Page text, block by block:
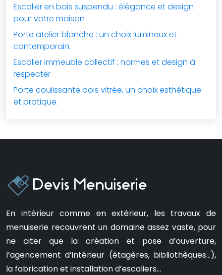
Escalier en bois suspendu : élégance et design
pour votre maison
Porte atelier blanche : un choix lumineux et
contemporain.
Escalier immeuble collectif : normes et design à
respecter
Porte coulissante bois vitrée, un choix esthétique
et pratique.
En intérieur comme en extérieur, les travaux de
menuiserie recouvrent un domaine assez vaste, pour
ne citer que la création et pose d’ouverture,
l’agencement d’intérieur (étagères, bibliothèques…),
la fabrication et installation d’escaliers…